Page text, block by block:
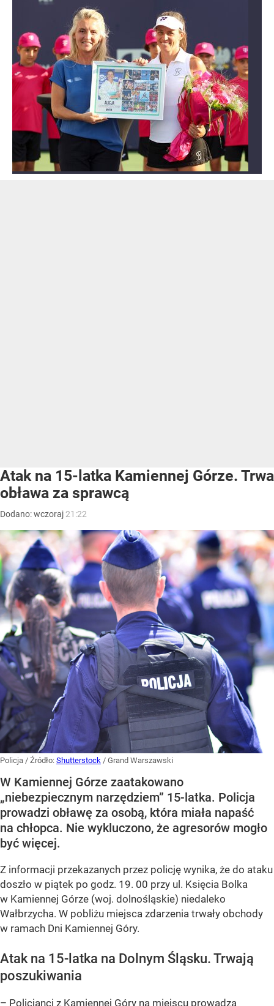
Atak na 15-latka Kamiennej Górze. Trwa
obława za sprawcą
Dodano:wczoraj 21:22
Policja / Źródło: Shutterstock / Grand Warszawski
W Kamiennej Górze zaatakowano
„niebezpiecznym narzędziem” 15-latka. Policja
prowadzi obławę za osobą, która miała napaść
na chłopca. Nie wykluczono, że agresorów mogło
być więcej.
Z informacji przekazanych przez policję wynika, że do ataku
doszło w piątek po godz. 19. 00 przy ul. Księcia Bolka
w Kamiennej Górze (woj. dolnośląskie) niedaleko
Wałbrzycha. W pobliżu miejsca zdarzenia trwały obchody
w ramach Dni Kamiennej Góry.
Atak na 15-latka na Dolnym Śląsku. Trwają
poszukiwania
– Policjanci z Kamiennej Góry na miejscu prowadzą